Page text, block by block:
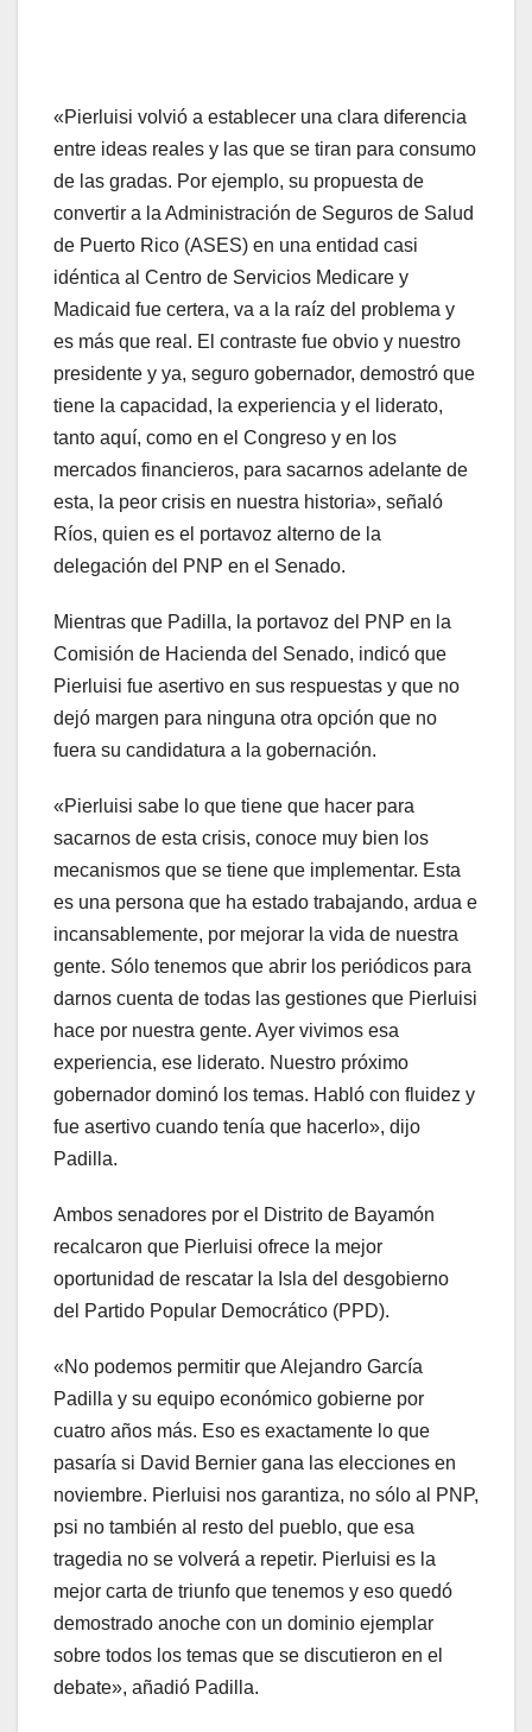
«Pierluisi volvió a establecer una clara diferencia
entre ideas reales y las que se tiran para consumo
de las gradas. Por ejemplo, su propuesta de
convertir a la Administración de Seguros de Salud
de Puerto Rico (ASES) en una entidad casi
idéntica al Centro de Servicios Medicare y
Madicaid fue certera, va a la raíz del problema y
es más que real. El contraste fue obvio y nuestro
presidente y ya, seguro gobernador, demostró que
tiene la capacidad, la experiencia y el liderato,
tanto aquí, como en el Congreso y en los
mercados financieros, para sacarnos adelante de
esta, la peor crisis en nuestra historia», señaló
Ríos, quien es el portavoz alterno de la
delegación del PNP en el Senado.
Mientras que Padilla, la portavoz del PNP en la
Comisión de Hacienda del Senado, indicó que
Pierluisi fue asertivo en sus respuestas y que no
dejó margen para ninguna otra opción que no
fuera su candidatura a la gobernación.
«Pierluisi sabe lo que tiene que hacer para
sacarnos de esta crisis, conoce muy bien los
mecanismos que se tiene que implementar. Esta
es una persona que ha estado trabajando, ardua e
incansablemente, por mejorar la vida de nuestra
gente. Sólo tenemos que abrir los periódicos para
darnos cuenta de todas las gestiones que Pierluisi
hace por nuestra gente. Ayer vivimos esa
experiencia, ese liderato. Nuestro próximo
gobernador dominó los temas. Habló con fluidez y
fue asertivo cuando tenía que hacerlo», dijo
Padilla.
Ambos senadores por el Distrito de Bayamón
recalcaron que Pierluisi ofrece la mejor
oportunidad de rescatar la Isla del desgobierno
del Partido Popular Democrático (PPD).
«No podemos permitir que Alejandro García
Padilla y su equipo económico gobierne por
cuatro años más. Eso es exactamente lo que
pasaría si David Bernier gana las elecciones en
noviembre. Pierluisi nos garantiza, no sólo al PNP,
psi no también al resto del pueblo, que esa
tragedia no se volverá a repetir. Pierluisi es la
mejor carta de triunfo que tenemos y eso quedó
demostrado anoche con un dominio ejemplar
sobre todos los temas que se discutieron en el
debate», añadió Padilla.